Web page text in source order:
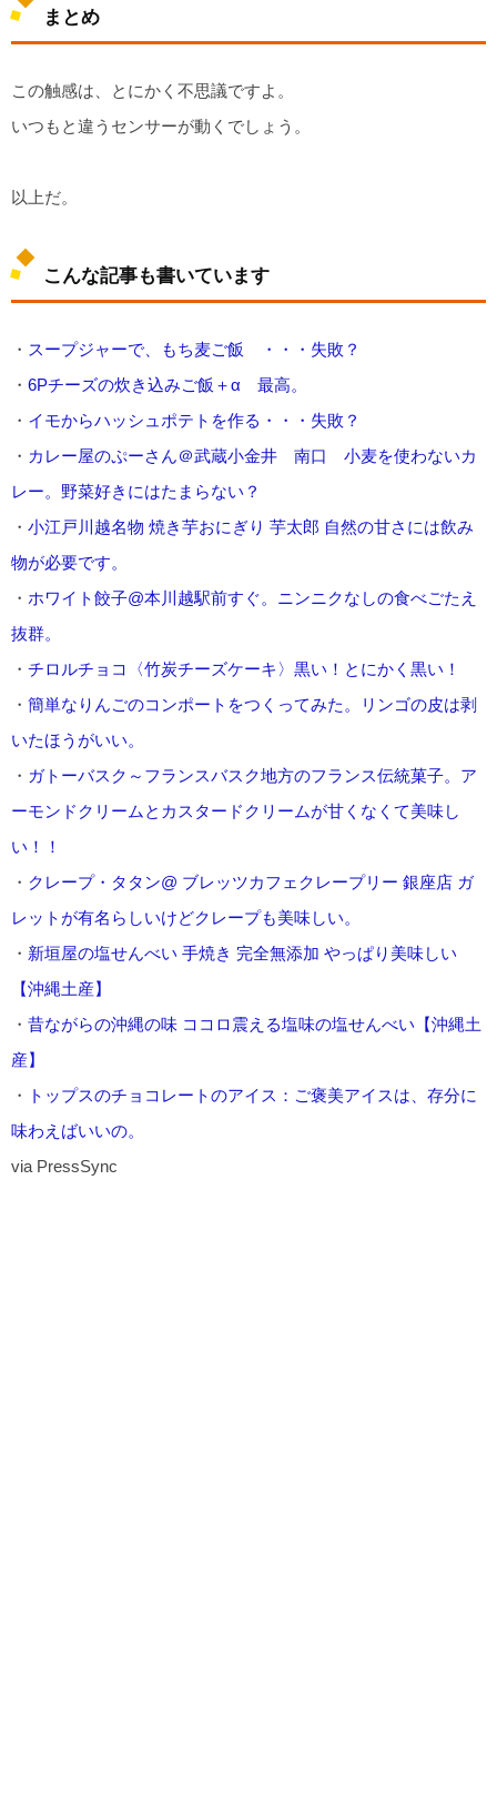
まとめ
この触感は、とにかく不思議ですよ。
いつもと違うセンサーが動くでしょう。
以上だ。
こんな記事も書いています
・ スープジャーで、もち麦ご飯 ・・・失敗？
・ 6Pチーズの炊き込みご飯＋α 最高。
・ イモからハッシュポテトを作る・・・失敗？
・ カレー屋のぷーさん＠武蔵小金井 南口 小麦を使わないカ
レー。野菜好きにはたまらない？
・ 小江戸川越名物 焼き芋おにぎり 芋太郎 自然の甘さには飲み
物が必要です。
・ ホワイト餃子@本川越駅前すぐ。ニンニクなしの食べごたえ
抜群。
・ チロルチョコ〈竹炭チーズケーキ〉黒い！とにかく黒い！
・ 簡単なりんごのコンポートをつくってみた。リンゴの皮は剥
いたほうがいい。
・ ガトーバスク～フランスバスク地方のフランス伝統菓子。ア
ーモンドクリームとカスタードクリームが甘くなくて美味し
い！！
・ クレープ・タタン@ ブレッツカフェクレープリー 銀座店 ガ
レットが有名らしいけどクレープも美味しい。
・ 新垣屋の塩せんべい 手焼き 完全無添加 やっぱり美味しい
【沖縄土産】
・ 昔ながらの沖縄の味 ココロ震える塩味の塩せんべい【沖縄土
産】
・
トップスのチョコレートのアイス：ご褒美アイスは、存分に
味わえばいいの。
via PressSync